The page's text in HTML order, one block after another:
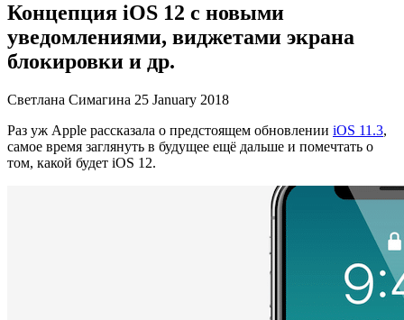
Концепция iOS 12 с новыми
уведомлениями, виджетами экрана
блокировки и др.
Светлана Симагина 25 January 2018
Раз уж Apple рассказала о предстоящем обновлении iOS 11.3,
самое время заглянуть в будущее ещё дальше и помечтать о
том, какой будет iOS 12.